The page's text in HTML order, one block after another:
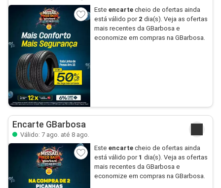
Este encartecheio de ofertas ainda
está válido por 2 dia(s). Veja as ofertas
mais recentes da GBarbosa e
economize em compras na GBarbosa.
Encarte GBarbosa
Válido: 7 ago. até 8 ago.
Este encartecheio de ofertas ainda
está válido por 1 dia(s). Veja as ofertas
mais recentes da GBarbosa e
economize em compras na GBarbosa.